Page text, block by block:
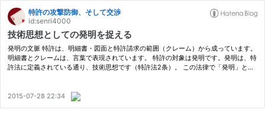
特許の攻撃防御、そして交渉
id:senri4000
技術思想としての発明を捉える
発明の文脈 特許は、明細書・図面と特許請求の範囲（クレーム）から成っています。
明細書とクレームは、言葉で表現されています。 特許の対象は発明です。発明は、特
許法に定義されている通り、技術思想です（特許法2条）。 この法律で「発明」と
2015-07-28 22:34